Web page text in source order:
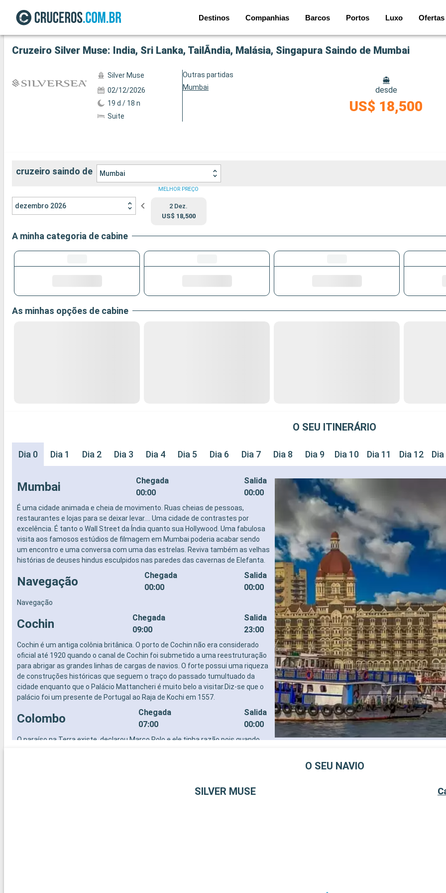
Destinos Companhias Barcos Portos Luxo Ofertas
Ver a 53 fotos
Cruzeiro Silver Muse: India, Sri Lanka, TailÃndia, Malásia, Singapura Saindo de Mumbai
Silver Muse
02/12/2026
19 d / 18 n
Suite
Outras partidas
Mumbai
desde
US$ 18,500
cruzeiro saindo de Mumbai
dezembro 2026
MELHOR PREÇO
2 Dez.
US$ 18,500
A minha categoria de cabine
As minhas opções de cabine
O SEU ITINERÁRIO
Dia 0 Dia 1 Dia 2 Dia 3 Dia 4 Dia 5 Dia 6 Dia 7 Dia 8 Dia 9 Dia 10 Dia 11 Dia 12
Mumbai
Chegada
00:00
Salida
00:00
É uma cidade animada e cheia de movimento. Ruas cheias de pessoas,
restaurantes e lojas para se deixar levar.... Uma cidade de contrastes por
excelência. É tanto o Wall Street da Índia quanto sua Hollywood. Uma fabulosa
visita aos famosos estúdios de filmagem em Mumbai poderia acabar sendo
um encontro e uma conversa com uma das estrelas. Reviva também as velhas
histórias de deuses hindus esculpidos nas paredes das cavernas de Elefanta.
Navegação
Chegada
00:00
Salida
00:00
Navegação
Cochin
Chegada
09:00
Salida
23:00
Cochin é um antiga colônia britânica. O porto de Cochin não era considerado
oficial até 1920 quando o canal de Cochin foi submetido a uma reestruturação
para abrigar as grandes linhas de cargas de navios. O forte possui uma riqueza
de construções históricas que seguem o traço do passado tumultuado da
cidade enquanto que o Palácio Mattancheri é muito belo a visitar.Diz-se que o
palácio foi um presente de Portugal ao Raja de Kochi em 1557.
Colombo
Chegada
07:00
Salida
00:00
O paraíso na Terra existe, declarou Marco Polo e ele tinha razão pois quando
de 2 milhões de habitantes e é a capital do porto do Sri Lanka. O antigo e o
O SEU NAVIO
SILVER MUSE